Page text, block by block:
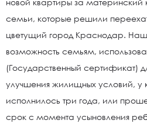
новой квартиры за материнский
семьи, которые решили
цветущий город Краснодар.
возможность семьям,
(Государственный сертификат)
улучшения жилищных условий, у
исполнилось три года, или
срок с момента усыновления